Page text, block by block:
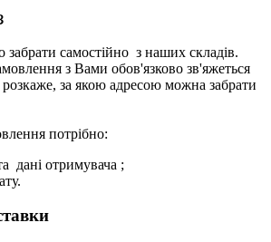
самостійно з наших складів.
з Вами обов'язково зв'яжеться
за якою адресою можна забрати
потрібно:
дані отримувача ;